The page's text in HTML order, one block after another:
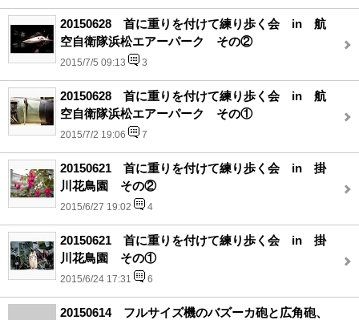
20150628 首に重りを付けて練り歩く会 in 航
空自衛隊浜松エアーパーク その②
2015/7/5 09:13 3
20150628 首に重りを付けて練り歩く会 in 航
空自衛隊浜松エアーパーク その①
2015/7/2 19:06 7
20150621 首に重りを付けて練り歩く会 in 掛
川花鳥園 その②
2015/6/27 19:02 4
20150621 首に重りを付けて練り歩く会 in 掛
川花鳥園 その①
2015/6/24 17:31 6
20150614 フルサイズ機のバズーカ砲と広角砲、